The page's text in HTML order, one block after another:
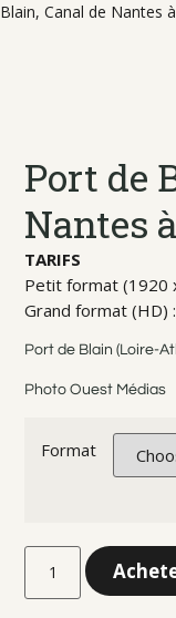
Blain, Canal de Nantes
Port de
Nantes
TARIFS
Petit format (1920
Grand format (HD)
Port de Blain (Loire-
Photo Ouest Médias
Format